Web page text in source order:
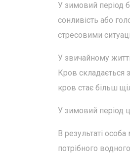
У зимовий період
сонливість або
стресовими
У звичайному
Кров складається
кров стає більш
У зимовий період
В результаті
потрібного